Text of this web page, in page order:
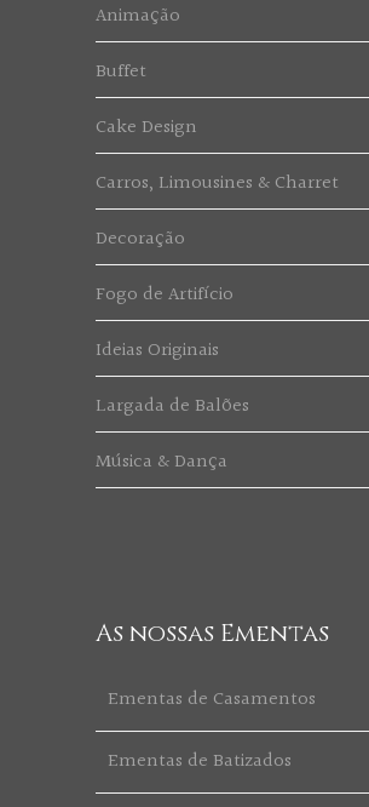
Animação
Buffet
Cake Design
Carros, Limousines & Charret
Decoração
Fogo de Artifício
Ideias Originais
Largada de Balões
Música & Dança
As nossas Ementas
Ementas de Casamentos
Ementas de Batizados